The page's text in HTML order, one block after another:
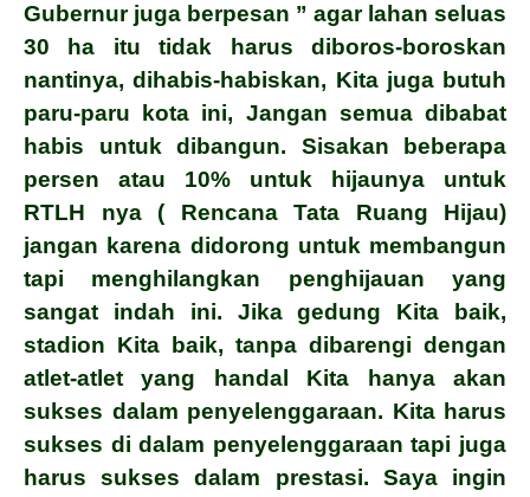
Gubernur juga berpesan ” agar lahan seluas
30 ha itu tidak harus diboros-boroskan
nantinya, dihabis-habiskan, Kita juga butuh
paru-paru kota ini, Jangan semua dibabat
habis untuk dibangun. Sisakan beberapa
persen atau 10% untuk hijaunya untuk
RTLH nya ( Rencana Tata Ruang Hijau)
jangan karena didorong untuk membangun
tapi menghilangkan penghijauan yang
sangat indah ini. Jika gedung Kita baik,
stadion Kita baik, tanpa dibarengi dengan
atlet-atlet yang handal Kita hanya akan
sukses dalam penyelenggaraan. Kita harus
sukses di dalam penyelenggaraan tapi juga
harus sukses dalam prestasi. Saya ingin